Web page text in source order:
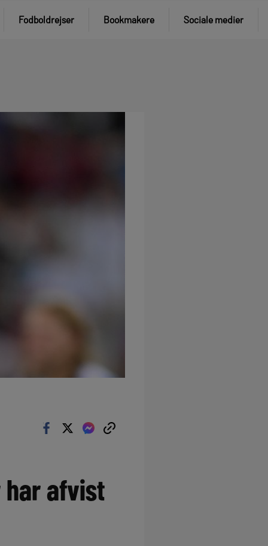
Fodboldrejser Bookmakere Sociale medier
har afvist